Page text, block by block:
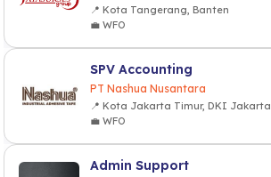
📍 Kota Tangerang, Banten
💼 WFO
SPV Accounting
PT Nashua Nusantara
📍 Kota Jakarta Timur, DKI Jakarta
💼 WFO
Admin Support